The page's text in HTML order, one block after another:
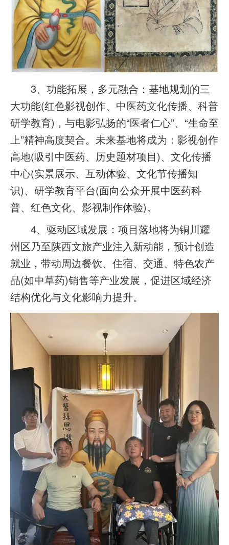
3、功能拓展，多元融合：基地规划的三
大功能(红色影视创作、中医药文化传播、科普
研学教育)，与电影弘扬的“医者仁心”、“生命至
上”精神高度契合。未来基地将成为：影视创作
高地(吸引中医药、历史题材项目)、文化传播
中心(实景展示、互动体验、文化节传播知
识)、研学教育平台(面向公众开展中医药科
普、红色文化、影视制作体验)。
4、驱动区域发展：项目落地将为铜川耀
州区乃至陕西文旅产业注入新动能，预计创造
就业，带动周边餐饮、住宿、交通、特色农产
品(如中草药)销售等产业发展，促进区域经济
结构优化与文化影响力提升。